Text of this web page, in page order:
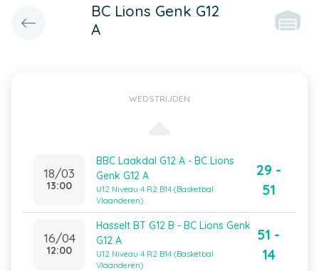
BC Lions Genk G12
A
WEDSTRIJDEN
18/03
13:00
BBC Laakdal G12 A - BC Lions
Genk G12 A
U12 Niveau 4 R2 B14 (Basketbal
Vlaanderen)
29 -
51
16/04
12:00
Hasselt BT G12 B - BC Lions Genk
G12 A
U12 Niveau 4 R2 B14 (Basketbal
Vlaanderen)
51 -
14